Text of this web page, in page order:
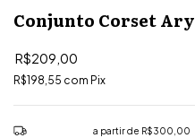
Conjunto Corset Ary
R$209,00
R$198,55 com Pix
a partir de R$300,00